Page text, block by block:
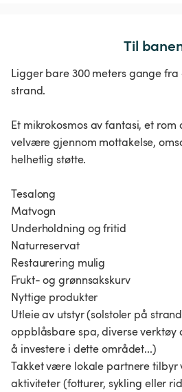
Til
Ligger bare 300 meters gange
strand.
Et mikrokosmos av fantasi, et
velvære gjennom mottakelse,
helhetlig støtte.
Tesalong
Matvogn
Underholdning og fritid
Naturreservat
Restaurering mulig
Frukt- og grønnsakskurv
Nyttige produkter
Utleie av utstyr (solstoler på
oppblåsbare spa, diverse verktøy
å investere i dette området...)
Takket være lokale partnere tilbyr
aktiviteter (fotturer, sykling eller